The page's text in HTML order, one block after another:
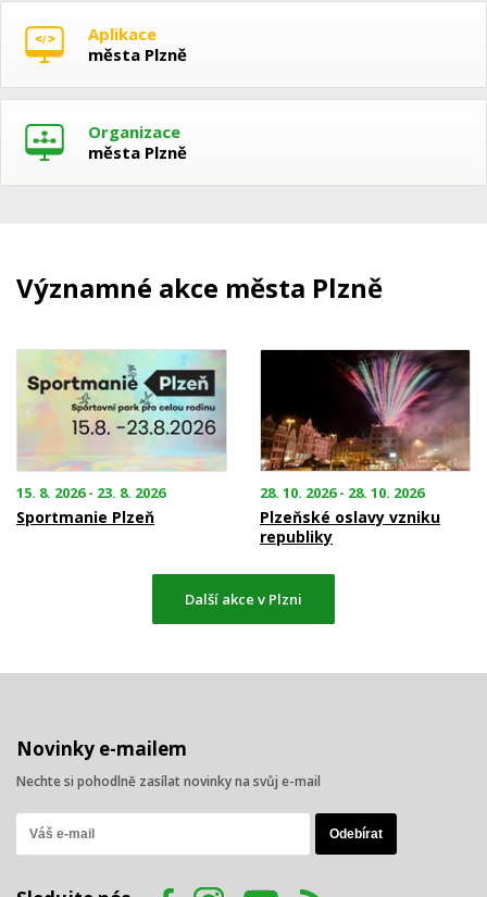
Aplikace
města Plzně
Organizace
města Plzně
Významné akce města Plzně
15. 8. 2026 - 23. 8. 2026
Sportmanie Plzeň
28. 10. 2026 - 28. 10. 2026
Plzeňské oslavy vzniku
republiky
Další akce v Plzni
Novinky e-mailem
Nechte si pohodlně zasílat novinky na svůj e-mail